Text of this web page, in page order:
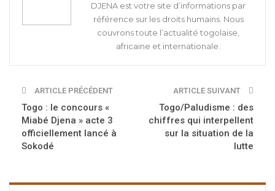
DJENA est votre site d’informations par
référence sur les droits humains. Nous
couvrons toute l’actualité togolaise,
africaine et internationale.
ARTICLE PRÉCÉDENT
Togo : le concours «
Miabé Djena » acte 3
officiellement lancé à
Sokodé
ARTICLE SUIVANT
Togo/Paludisme : des
chiffres qui interpellent
sur la situation de la
lutte